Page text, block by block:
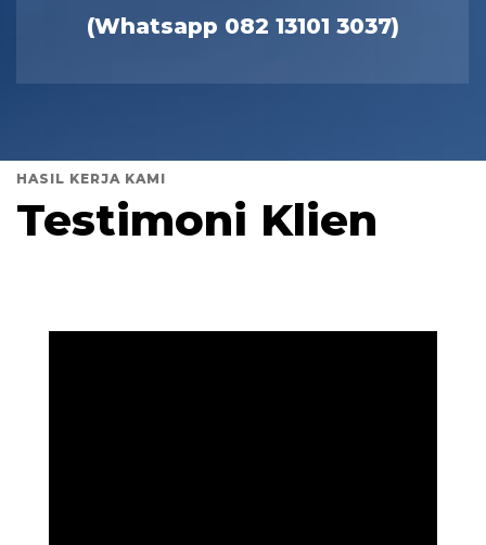
(Whatsapp 082 13101 3037)
HASIL KERJA KAMI
Testimoni Klien